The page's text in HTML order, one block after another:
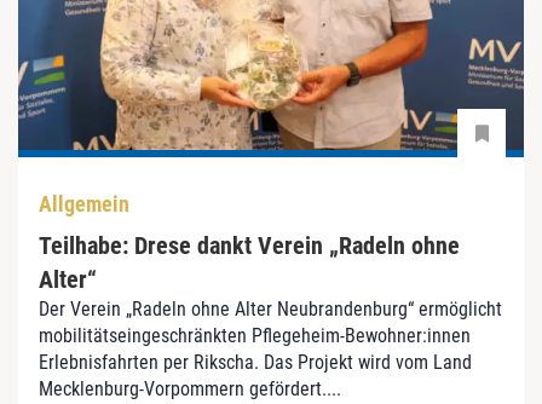
Allgemein
Teilhabe: Drese dankt Verein „Radeln ohne
Alter“
Der Verein „Radeln ohne Alter Neubrandenburg“ ermöglicht
mobilitätseingeschränkten Pflegeheim-Bewohner:innen
Erlebnisfahrten per Rikscha. Das Projekt wird vom Land
Mecklenburg-Vorpommern gefördert....